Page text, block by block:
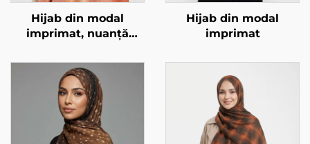
Hijab din modal
imprimat, nuanță
Hijab din modal
imprimat